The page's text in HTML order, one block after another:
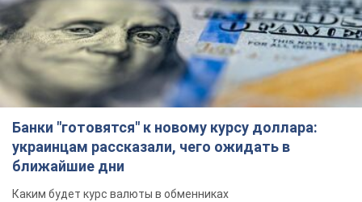
Банки "готовятся" к новому курсу доллара:
украинцам рассказали, чего ожидать в
ближайшие дни
Каким будет курс валюты в обменниках